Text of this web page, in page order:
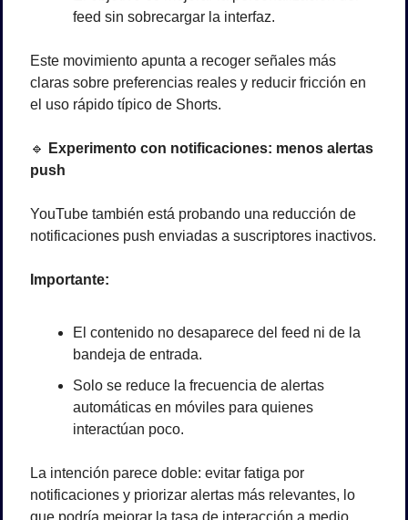
feed sin sobrecargar la interfaz.
Este movimiento apunta a recoger señales más
claras sobre preferencias reales y reducir fricción en
el uso rápido típico de Shorts.
🔹
Experimento con notificaciones: menos alertas
push
YouTube también está probando una reducción de
notificaciones push enviadas a suscriptores inactivos.
Importante:
El contenido no desaparece del feed ni de la
bandeja de entrada.
Solo se reduce la frecuencia de alertas
automáticas en móviles para quienes
interactúan poco.
La intención parece doble: evitar fatiga por
notificaciones y priorizar alertas más relevantes, lo